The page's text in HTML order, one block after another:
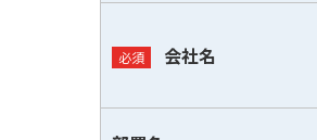
会社名